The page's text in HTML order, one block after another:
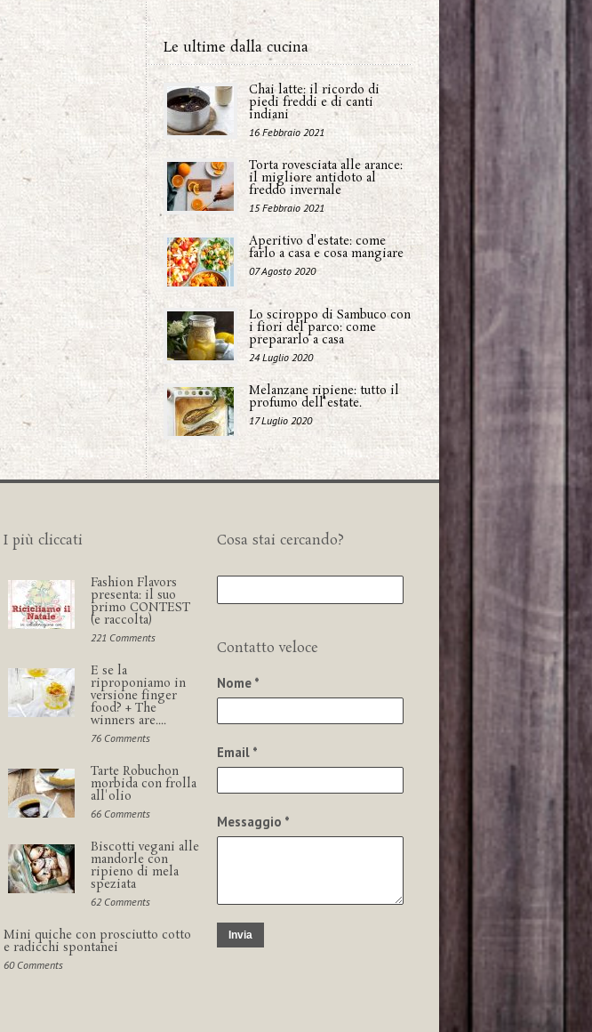
Le ultime dalla cucina
Chai latte: il ricordo di
piedi freddi e di canti
indiani
16 Febbraio 2021
Torta rovesciata alle arance:
il migliore antidoto al
freddo invernale
15 Febbraio 2021
Aperitivo d'estate: come
farlo a casa e cosa mangiare
07 Agosto 2020
Lo sciroppo di Sambuco con
i fiori del parco: come
prepararlo a casa
24 Luglio 2020
Melanzane ripiene: tutto il
profumo dell'estate.
17 Luglio 2020
I più cliccati
Fashion Flavors
presenta: il suo
primo CONTEST
(e raccolta)
221 Comments
E se la
riproponiamo in
versione finger
food? + The
winners are....
76 Comments
Tarte Robuchon
morbida con frolla
all'olio
66 Comments
Biscotti vegani alle
mandorle con
ripieno di mela
speziata
62 Comments
Mini quiche con prosciutto cotto
e radicchi spontanei
60 Comments
Cosa stai cercando?
Contatto veloce
Nome *
Email *
Messaggio *
Invia